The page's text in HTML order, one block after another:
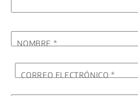
NOMBRE *
CORREO ELECTRÓNICO*